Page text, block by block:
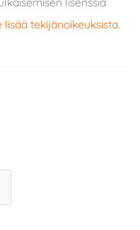
lisää tekijänoikeuksista.